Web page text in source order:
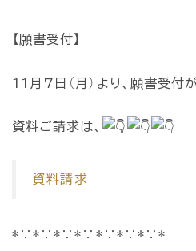
【願書受付】
11月7日（月）より、願書受付
資料ご請求は、
資料請求
*∵*∵*∵*∵*∵*∵*∵*